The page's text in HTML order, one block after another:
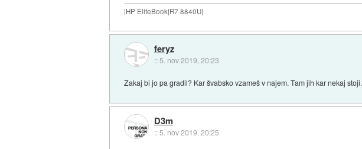
|HP EliteBook|R7 8840U|
feryz
:: 5. nov 2019, 20:23
Zakaj bi jo pa gradil? Kar švabsko vzameš v najem. Tam jih kar nekaj stoji.
D3m
::5. nov 2019, 20:25